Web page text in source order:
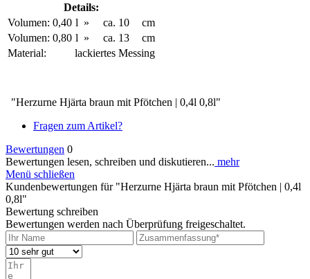
Details:
Volumen: 0,40 l » ca. 10
cm
Volumen: 0,80 l » ca. 13
cm
Material:
lackiertes Messing
"Herzurne Hjärta braun mit Pfötchen | 0,4l 0,8l"
Fragen zum Artikel?
Bewertungen 0
Bewertungen lesen, schreiben und diskutieren... mehr
Menü schließen
Kundenbewertungen für "Herzurne Hjärta braun mit Pfötchen | 0,4l
0,8l"
Bewertung schreiben
Bewertungen werden nach Überprüfung freigeschaltet.